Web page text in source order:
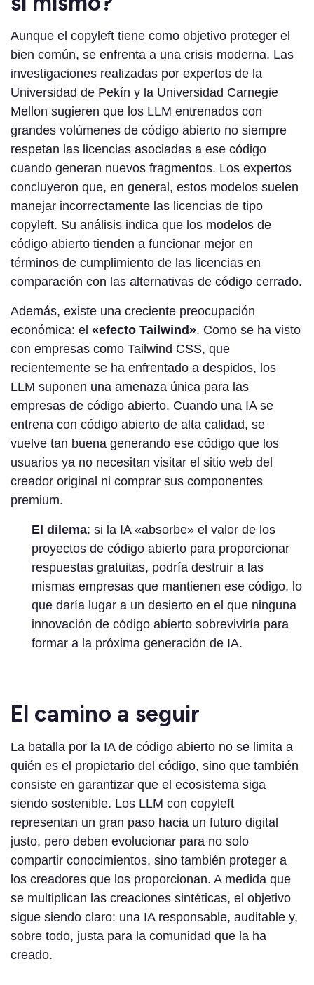
Aunque el copyleft tiene como objetivo proteger el
bien común, se enfrenta a una crisis moderna. Las
investigaciones realizadas por expertos de la
Universidad de Pekín y la Universidad Carnegie
Mellon sugieren que los LLM entrenados con
grandes volúmenes de código abierto no siempre
respetan las licencias asociadas a ese código
cuando generan nuevos fragmentos. Los expertos
concluyeron que, en general, estos modelos suelen
manejar incorrectamente las licencias de tipo
copyleft. Su análisis indica que los modelos de
código abierto tienden a funcionar mejor en
términos de cumplimiento de las licencias en
comparación con las alternativas de código cerrado.
Además, existe una creciente preocupación
económica: el «efecto Tailwind». Como se ha visto
con empresas como Tailwind CSS, que
recientemente se ha enfrentado a despidos, los
LLM suponen una amenaza única para las
empresas de código abierto. Cuando una IA se
entrena con código abierto de alta calidad, se
vuelve tan buena generando ese código que los
usuarios ya no necesitan visitar el sitio web del
creador original ni comprar sus componentes
premium.
El dilema: si la IA «absorbe» el valor de los
proyectos de código abierto para proporcionar
respuestas gratuitas, podría destruir a las
mismas empresas que mantienen ese código, lo
que daría lugar a un desierto en el que ninguna
innovación de código abierto sobreviviría para
formar a la próxima generación de IA.
El camino a seguir
La batalla por la IA de código abierto no se limita a
quién es el propietario del código, sino que también
consiste en garantizar que el ecosistema siga
siendo sostenible. Los LLM con copyleft
representan un gran paso hacia un futuro digital
justo, pero deben evolucionar para no solo
compartir conocimientos, sino también proteger a
los creadores que los proporcionan. A medida que
se multiplican las creaciones sintéticas, el objetivo
sigue siendo claro: una IA responsable, auditable y,
sobre todo, justa para la comunidad que la ha
creado.